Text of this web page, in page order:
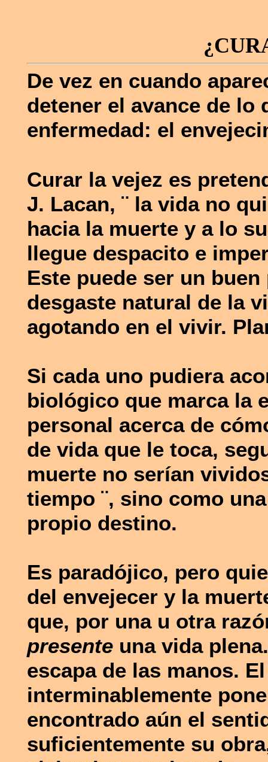
De vez en cuando
detener el avance de lo
enfermedad: el
Curar la vejez es
J. Lacan, ¨ la vida no
hacia la muerte y a lo
llegue despacito e
Este puede ser un
desgaste natural de la
agotando en el vivir.
Si cada uno pudiera
biológico que marca la
personal acerca de
de vida que le toca,
muerte no serían
tiempo ¨, sino como
propio destino.
Es paradójico, pero
del envejecer y la
que, por una u otra
presente una vida
escapa de las manos.
interminablemente
encontrado aún el
suficientemente su